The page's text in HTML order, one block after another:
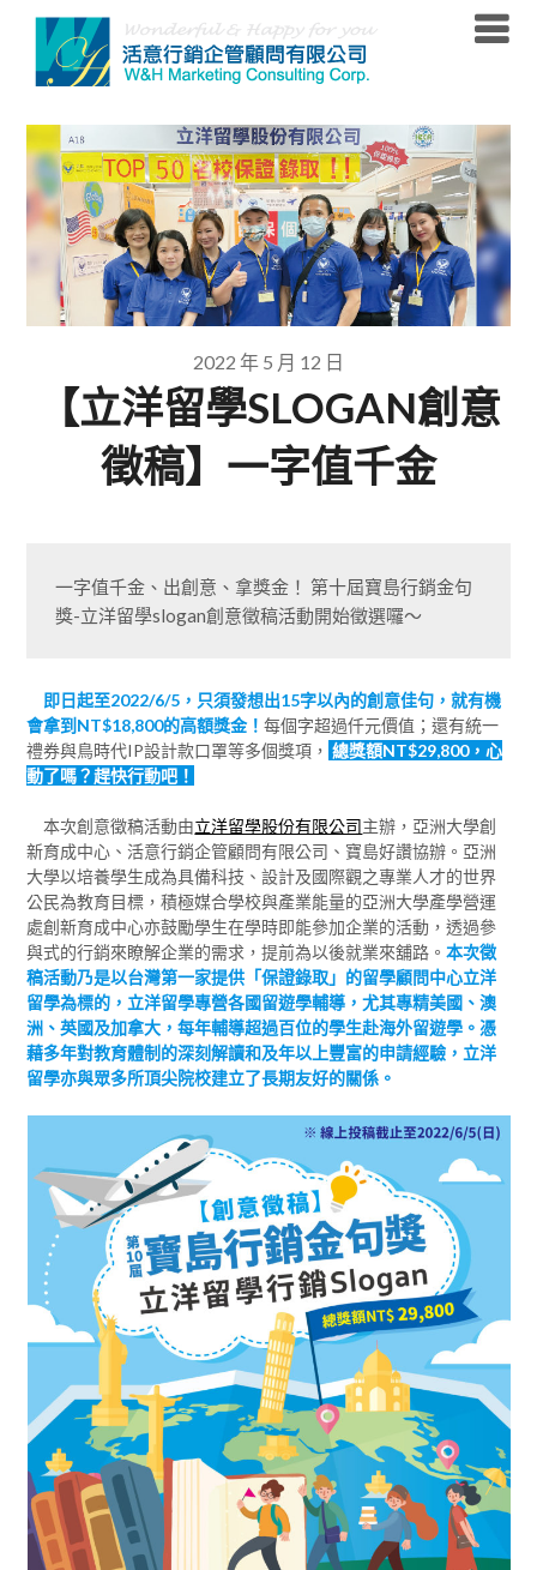
content
2022 年 5 月 12 日
【立洋留學SLOGAN創意
徵稿】一字值千金
一字值千金、出創意、拿獎金！ 第十屆寶島行銷金句
獎-立洋留學slogan創意徵稿活動開始徵選囉～
即日起至2022/6/5，只須發想出15字以內的創意佳句，就有機
會拿到NT$18,800的高額獎金！每個字超過仟元價值；還有統一
禮券與鳥時代IP設計款口罩等多個獎項， 總獎額NT$29,800，心
動了嗎？趕快行動吧！
本次創意徵稿活動由立洋留學股份有限公司主辦，亞洲大學創
新育成中心、活意行銷企管顧問有限公司、寶島好讚協辦。亞洲
大學以培養學生成為具備科技、設計及國際觀之專業人才的世界
公民為教育目標，積極媒合學校與產業能量的亞洲大學產學營運
處創新育成中心亦鼓勵學生在學時即能參加企業的活動，透過參
與式的行銷來瞭解企業的需求，提前為以後就業來舖路。本次徵
稿活動乃是以台灣第一家提供「保證錄取」的留學顧問中心立洋
留學為標的，立洋留學專營各國留遊學輔導，尤其專精美國、澳
洲、英國及加拿大，每年輔導超過百位的學生赴海外留遊學。憑
藉多年對教育體制的深刻解讀和及年以上豐富的申請經驗，立洋
留學亦與眾多所頂尖院校建立了長期友好的關係。